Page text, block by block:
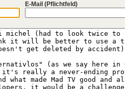
E-Mail (Pflichtfeld)